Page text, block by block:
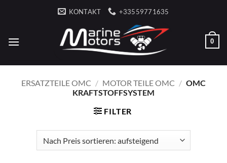
KONTAKT +33559771635
0
ERSATZTEILE OMC / MOTOR TEILE OMC / OMC
KRAFTSTOFFSYSTEM
FILTER